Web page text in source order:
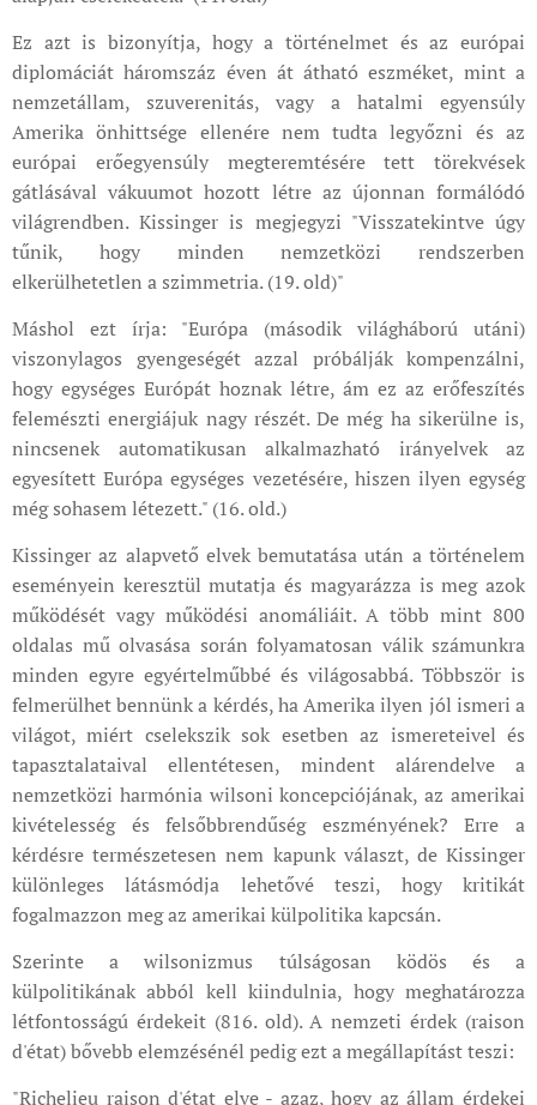
Ez azt is bizonyítja, hogy a történelmet és az európai
diplomáciát háromszáz éven át átható eszméket, mint a
nemzetállam, szuverenitás, vagy a hatalmi egyensúly
Amerika önhittsége ellenére nem tudta legyőzni és az
európai erőegyensúly megteremtésére tett törekvések
gátlásával vákuumot hozott létre az újonnan formálódó
világrendben. Kissinger is megjegyzi "Visszatekintve úgy
tűnik, hogy minden nemzetközi rendszerben
elkerülhetetlen a szimmetria. (19. old)"
Máshol ezt írja: "Európa (második világháború utáni)
viszonylagos gyengeségét azzal próbálják kompenzálni,
hogy egységes Európát hoznak létre, ám ez az erőfeszítés
felemészti energiájuk nagy részét. De még ha sikerülne is,
nincsenek automatikusan alkalmazható irányelvek az
egyesített Európa egységes vezetésére, hiszen ilyen egység
még sohasem létezett." (16. old.)
Kissinger az alapvető elvek bemutatása után a történelem
eseményein keresztül mutatja és magyarázza is meg azok
működését vagy működési anomáliáit. A több mint 800
oldalas mű olvasása során folyamatosan válik számunkra
minden egyre egyértelműbbé és világosabbá. Többször is
felmerülhet bennünk a kérdés, ha Amerika ilyen jól ismeri a
világot, miért cselekszik sok esetben az ismereteivel és
tapasztalataival ellentétesen, mindent alárendelve a
nemzetközi harmónia wilsoni koncepciójának, az amerikai
kivételesség és felsőbbrendűség eszményének? Erre a
kérdésre természetesen nem kapunk választ, de Kissinger
különleges látásmódja lehetővé teszi, hogy kritikát
fogalmazzon meg az amerikai külpolitika kapcsán.
Szerinte a wilsonizmus túlságosan ködös és a
külpolitikának abból kell kiindulnia, hogy meghatározza
létfontosságú érdekeit (816. old). A nemzeti érdek (raison
d'état) bővebb elemzésénél pedig ezt a megállapítást teszi:
"Richelieu raison d'état elve - azaz, hogy az állam érdekei